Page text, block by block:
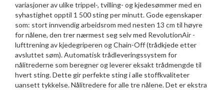
variasjoner av ulike trippel-, tvilling- og kjedesømmer med en
syhastighet opptil 1 500 sting per minutt. Gode egenskaper
som: stort innvendig arbeidsrom med nesten 13 cm til høyre
for nålene, den trer nærmest seg selv med RevolutionAir -
lufttrening av kjedegriperen og Chain-Off (trådkjede etter
avsluttet søm). Automatisk trådleveringssystem for
nålitrederne som beregner og leverer eksakt trådmengde til
hvert sting. Dette gir perfekte sting i alle stoffkvaliteter
uansett tykkelse. Nålitredere for alle tre nålene. Det er ekstra